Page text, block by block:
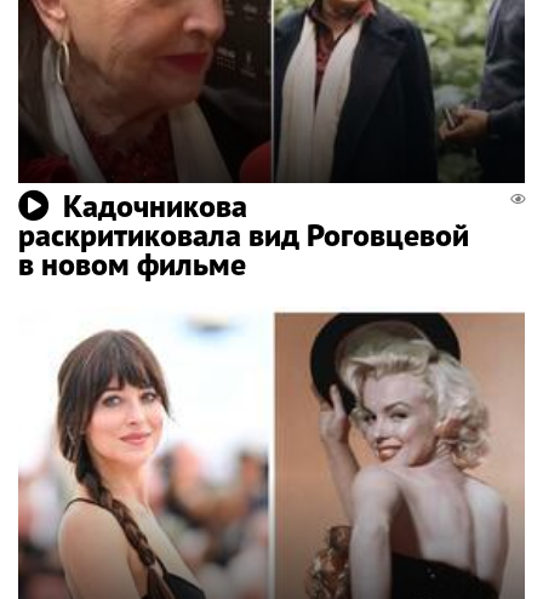
Кадочникова
раскритиковала вид Роговцевой
в новом фильме